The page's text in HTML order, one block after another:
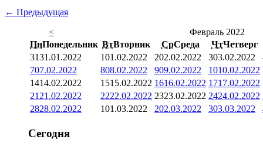
← Предыдущая
<
Февраль 2022
ПнПонедельник ВтВторник СрСреда ЧтЧетверг
3131.01.2022 101.02.2022 202.02.2022 303.02.2022
707.02.2022 808.02.2022 909.02.2022 1010.02.2022
1414.02.2022 1515.02.2022 1616.02.2022 1717.02.2022
21 21.02.2022 2222.02.2022 2323.02.2022 2424.02.2022
2828.02.2022 101.03.2022 202.03.2022 303.03.2022
Сегодня